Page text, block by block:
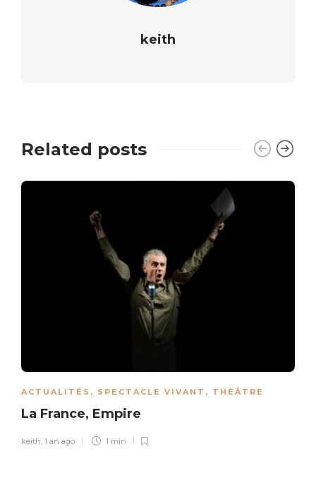
keith
Related posts
ACTUALITÉS , SPECTACLE VIVANT , THÉÂTRE
La France, Empire
keith, 1 an ago 1 min